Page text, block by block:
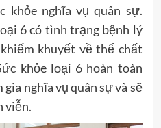
khỏe nghĩa vụ quân sự.
6 có tình trạng bệnh lý
khuyết về thể chất
khỏe loại 6 hoàn toàn
nghĩa vụ quân sự và sẽ
viễn.